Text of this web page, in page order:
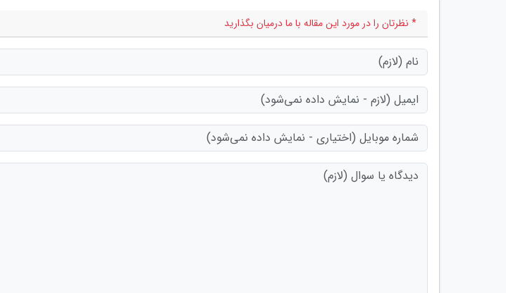
* نظرتان را در مورد این مقاله با ما درمیان بگذارید